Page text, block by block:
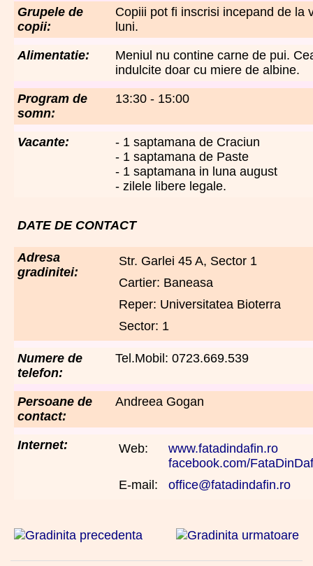
Grupele de
copii:
Copiii pot fi inscrisi incepand de la
luni.
Alimentatie:
Meniul nu contine carne de pui.
indulcite doar cu miere de albine.
Program de
somn:
13:30 - 15:00
Vacante:
- 1 saptamana de Craciun
- 1 saptamana de Paste
- 1 saptamana in luna august
- zilele libere legale.
DATE DE CONTACT
Adresa
gradinitei:
Str. Garlei 45 A, Sector 1
Cartier: Baneasa
Reper: Universitatea Bioterra
Sector: 1
Numere de
telefon:
Tel.Mobil: 0723.669.539
Persoane de
contact:
Andreea Gogan
Internet: Web:
www.fatadindafin.ro
facebook.com/
E-mail:
office@fatadindafin.ro